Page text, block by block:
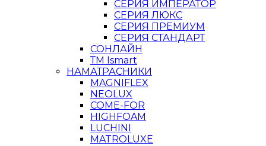
СЕРИЯ ИМПЕРАТОР
СЕРИЯ ЛЮКС
СЕРИЯ ПРЕМИУМ
СЕРИЯ СТАНДАРТ
СОНЛАЙН
ТМ Ismart
НАМАТРАСНИКИ
MAGNIFLEX
NEOLUX
COME-FOR
HIGHFOAM
LUCHINI
MATROLUXE